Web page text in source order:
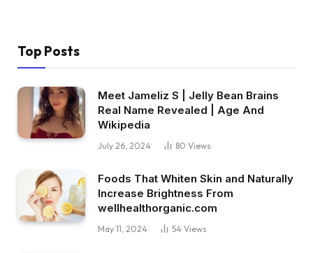
Top Posts
Meet Jameliz S | Jelly Bean Brains
Real Name Revealed | Age And
Wikipedia
July 26, 2024 80 Views
Foods That Whiten Skin and Naturally
Increase Brightness From
wellhealthorganic.com
May 11, 2024 54 Views